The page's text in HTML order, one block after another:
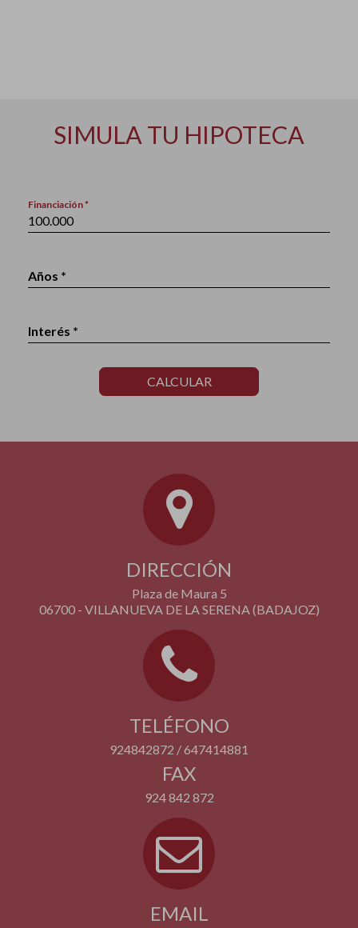
SIMULA TU HIPOTECA
Financiación *
Años *
Interés *
CALCULAR
DIRECCIÓN
Plaza de Maura 5
06700 - VILLANUEVA DE LA SERENA (BADAJOZ)
TELÉFONO
924842872 / 647414881
FAX
924 842 872
EMAIL